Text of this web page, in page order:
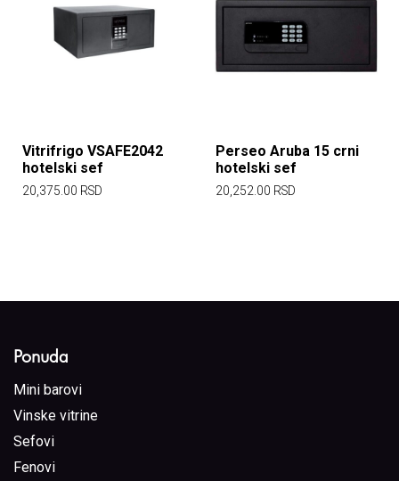
Vitrifrigo VSAFE2042
hotelski sef
20,375.00 RSD
Perseo Aruba 15 crni
hotelski sef
20,252.00 RSD
Ponuda
Mini barovi
Vinske vitrine
Sefovi
Fenovi